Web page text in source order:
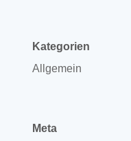
Kategorien
Allgemein
Meta